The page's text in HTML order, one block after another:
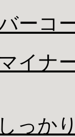
ーコ
イナ
っか